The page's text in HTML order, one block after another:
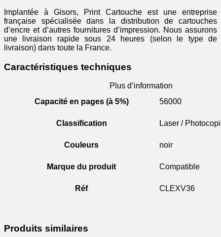
Implantée à Gisors, Print Cartouche est une entreprise
française spécialisée dans la distribution de cartouches
d’encre et d’autres fournitures d’impression. Nous assurons
une livraison rapide sous 24 heures (selon le type de
livraison) dans toute la France.
Caractéristiques techniques
Plus d’information
Capacité en pages (à 5%)
56000
Classification Laser /
Couleurs noir
Marque du produit Compatible
Réf CLEXV36
Produits similaires